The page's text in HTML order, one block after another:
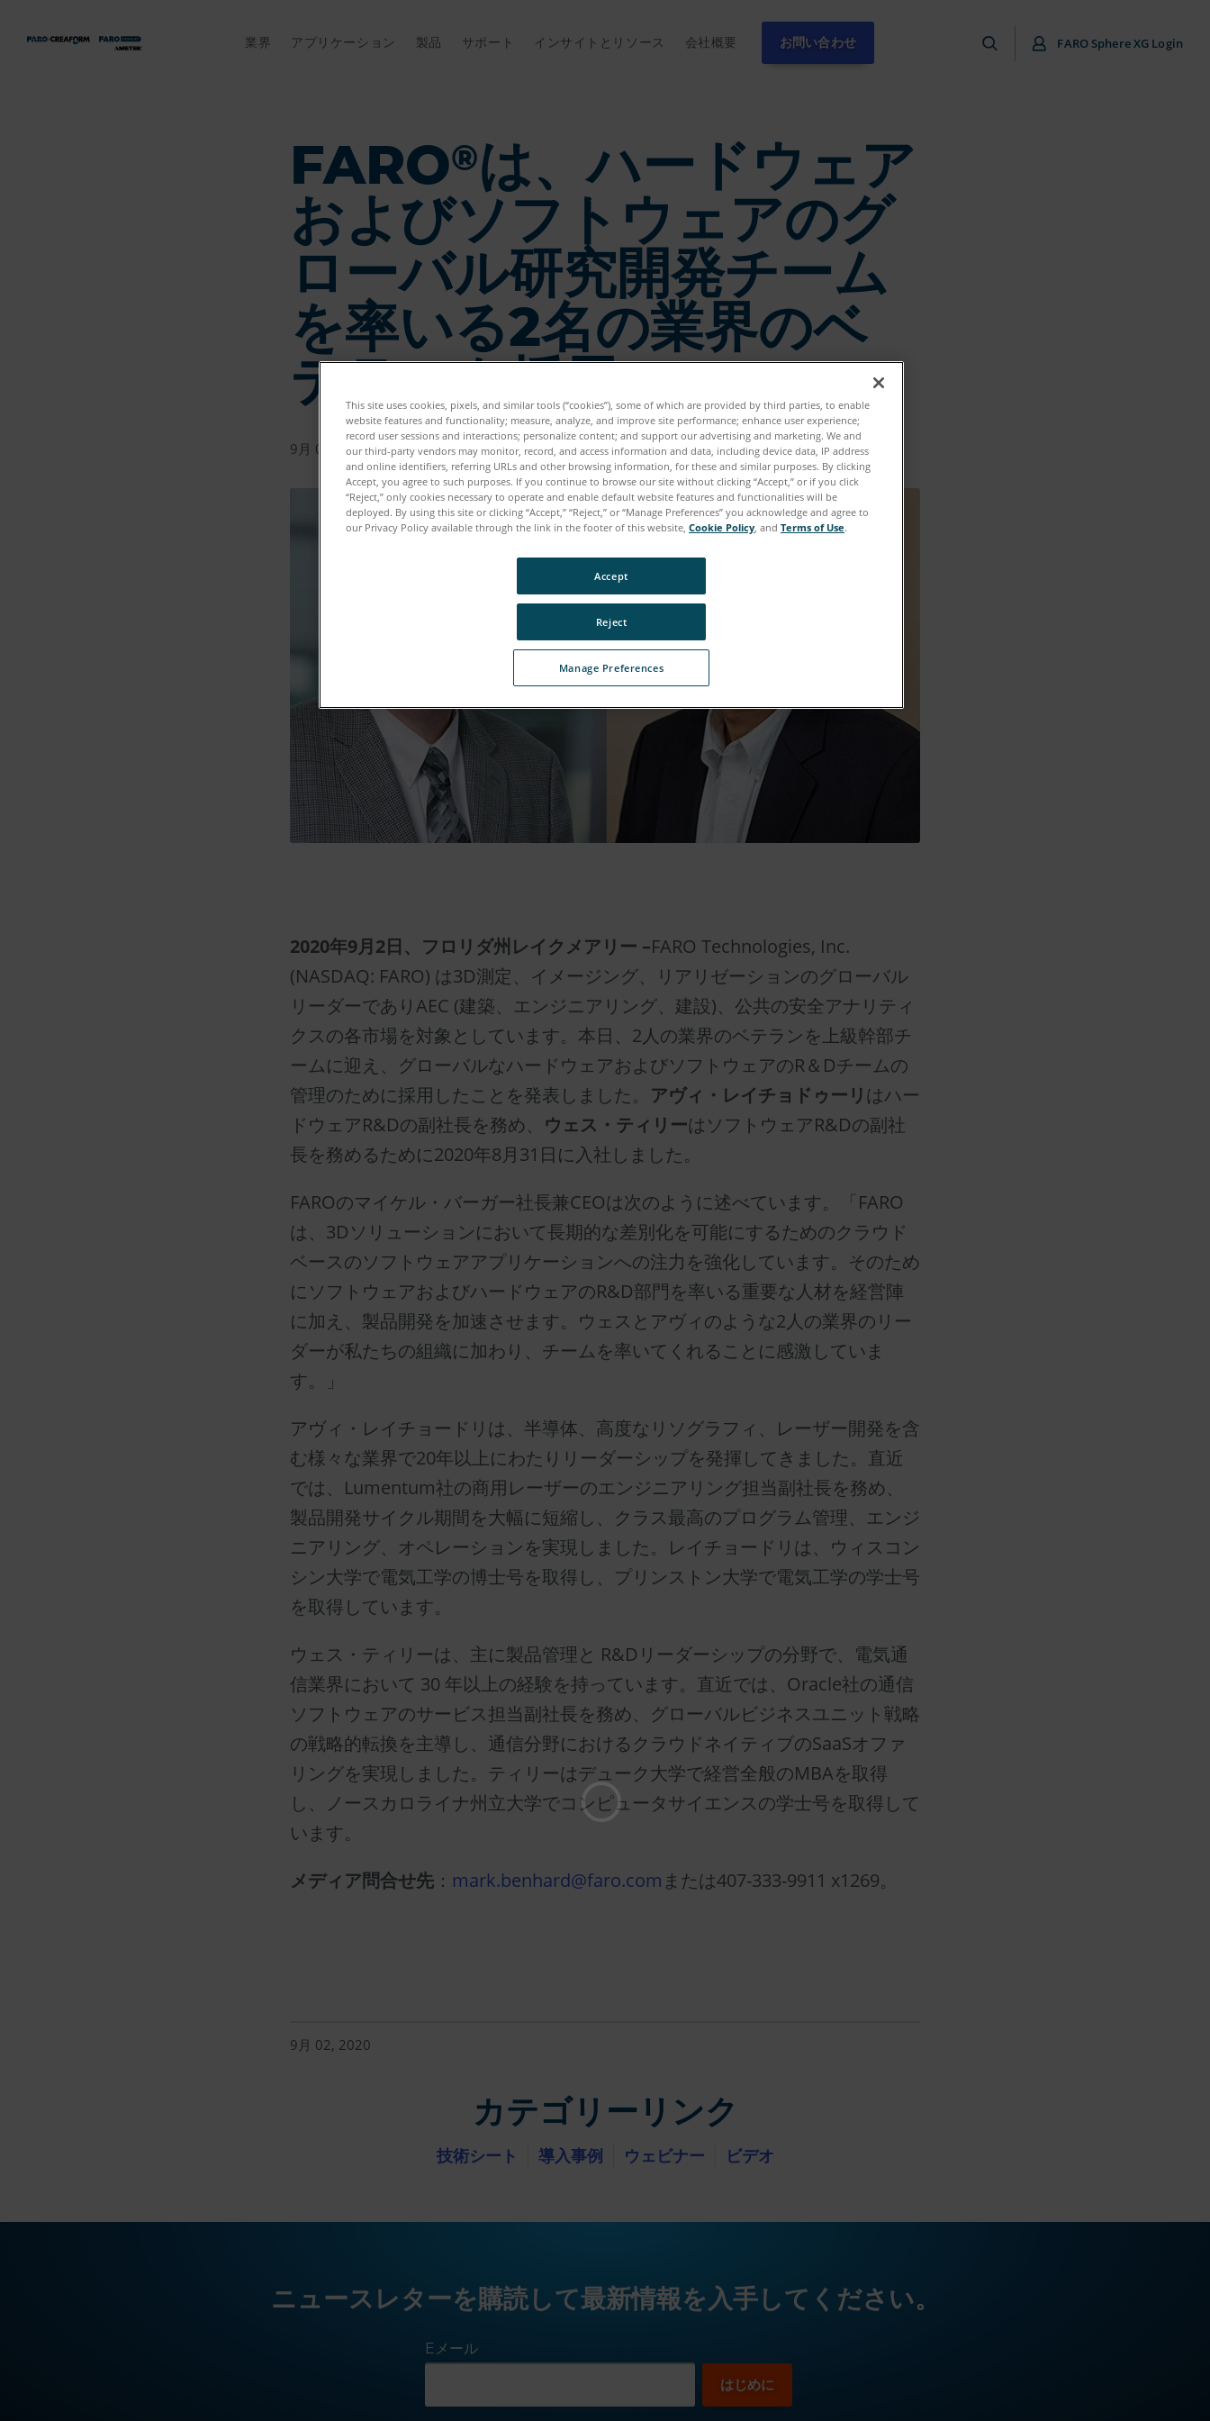
業界 アプリケーション 製品 サポート インサイトとリソース 会社概要 お問い合わせ FARO Sphere XG Login
FARO®は、ハードウェア
およびソフトウェアのグ
ローバル研究開発チーム
を率いる2名の業界のベ
テランを採用
9月 02, 2020
2020年9月2日、フロリダ州レイクメアリー –FARO Technologies, Inc.
(NASDAQ: FARO) は3D測定、イメージング、リアリゼーションのグローバル
リーダーでありAEC (建築、エンジニアリング、建設)、公共の安全アナリティ
クスの各市場を対象としています。本日、2人の業界のベテランを上級幹部チ
ームに迎え、グローバルなハードウェアおよびソフトウェアのR＆Dチームの
管理のために採用したことを発表しました。 アヴィ・レイチョドゥーリはハー
ドウェアR&Dの副社長を務め、 ウェス・ティリーはソフトウェアR&Dの副社
長を務めるために2020年8月31日に入社しました。
FAROのマイケル・バーガー社長兼CEOは次のように述べています。「FARO
は、3Dソリューションにおいて長期的な差別化を可能にするためのクラウド
ベースのソフトウェアアプリケーションへの注力を強化しています。そのため
にソフトウェアおよびハードウェアのR&D部門を率いる重要な人材を経営陣
に加え、製品開発を加速させます。ウェスとアヴィのような2人の業界のリー
ダーが私たちの組織に加わり、チームを率いてくれることに感激していま
す。」
アヴィ・レイチョードリは、半導体、高度なリソグラフィ、レーザー開発を含
む様々な業界で20年以上にわたりリーダーシップを発揮してきました。直近
では、Lumentum社の商用レーザーのエンジニアリング担当副社長を務め、
製品開発サイクル期間を大幅に短縮し、クラス最高のプログラム管理、エンジ
ニアリング、オペレーションを実現しました。レイチョードリは、ウィスコン
シン大学で電気工学の博士号を取得し、プリンストン大学で電気工学の学士号
を取得しています。
ウェス・ティリーは、主に製品管理と R&Dリーダーシップの分野で、電気通
信業界において 30 年以上の経験を持っています。直近では、Oracle社の通信
ソフトウェアのサービス担当副社長を務め、グローバルビジネスユニット戦略
の戦略的転換を主導し、通信分野におけるクラウドネイティブのSaaSオファ
リングを実現しました。ティリーはデューク大学で経営全般のMBAを取得
し、ノースカロライナ州立大学でコンピュータサイエンスの学士号を取得して
います。
メディア問合せ先 ： mark.benhard@faro.com または407-333-9911 x1269。
9月 02, 2020
カテゴリーリンク
技術シート 導入事例 ウェビナー ビデオ
ニュースレターを購読して最新情報を入手してください。
Eメール
This site uses cookies, pixels, and similar tools (“cookies”), some of which are provided by third parties, to enable
website features and functionality; measure, analyze, and improve site performance; enhance user experience;
record user sessions and interactions; personalize content; and support our advertising and marketing. We and
our third-party vendors may monitor, record, and access information and data, including device data, IP address
and online identifiers, referring URLs and other browsing information, for these and similar purposes. By clicking
Accept, you agree to such purposes. If you continue to browse our site without clicking “Accept,” or if you click
“Reject,” only cookies necessary to operate and enable default website features and functionalities will be
deployed. By using this site or clicking “Accept,” “Reject,” or “Manage Preferences” you acknowledge and agree to
our Privacy Policy available through the link in the footer of this website, Cookie Policy , and Terms of Use.
Manage Preferences
Reject
Accept